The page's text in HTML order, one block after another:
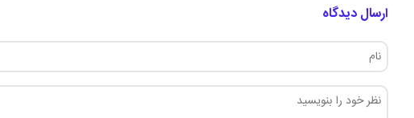
ارسال دیدگاه